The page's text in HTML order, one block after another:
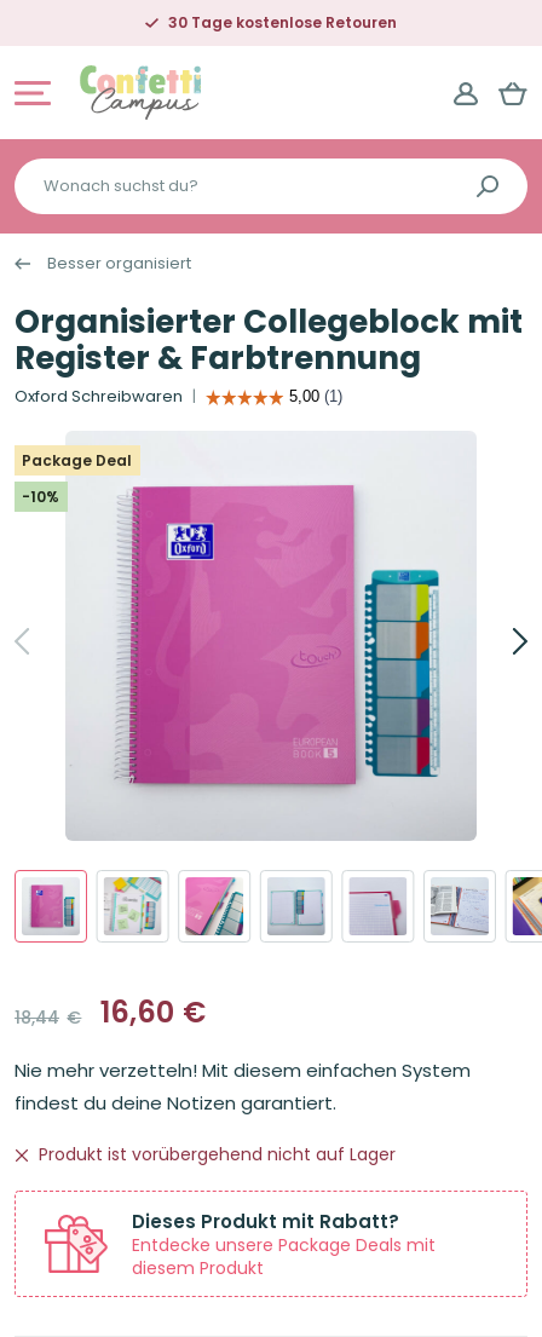
30 Tage kostenlose Retouren
Wonach
suchst
du?
Besser organisiert
Organisierter Collegeblock mit
Register & Farbtrennung
Oxford Schreibwaren
Package Deal
-10%
18,44 €
Ursprünglicher
Preis
war:
18,44€
16,60 €
Aktueller
Preis
ist:
16,60€.
Nie mehr verzetteln! Mit diesem einfachen System
findest du deine Notizen garantiert.
Produkt ist vorübergehend nicht auf Lager
Dieses Produkt mit Rabatt?
Entdecke unsere Package Deals mit
diesem Produkt